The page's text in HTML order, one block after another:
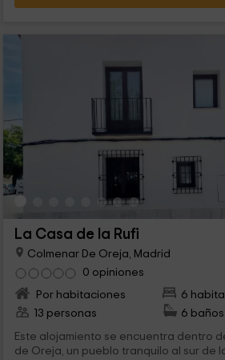
La Casa de la Rufi
Colmenar De Oreja, Madrid
0 opiniones
Por habitaciones
6
13 personas
6 baños
Este alojamiento se encuentra dentro
de Oreja, un pueblo tranquilo al sur de